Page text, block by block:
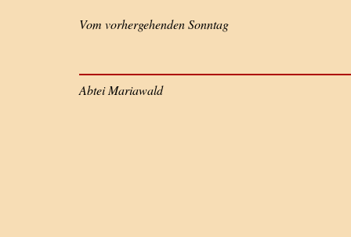
Vom vorhergehenden Sonntag
Abtei Mariawald